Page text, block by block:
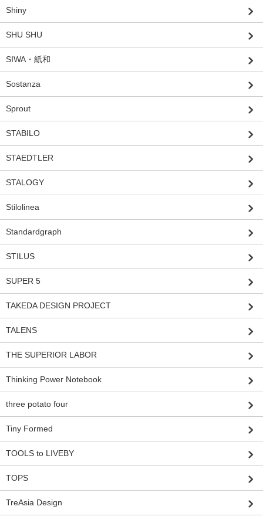
Shiny
SHU SHU
SIWA・紙和
Sostanza
Sprout
STABILO
STAEDTLER
STALOGY
Stilolinea
Standardgraph
STILUS
SUPER 5
TAKEDA DESIGN PROJECT
TALENS
THE SUPERIOR LABOR
Thinking Power Notebook
three potato four
Tiny Formed
TOOLS to LIVEBY
TOPS
TreAsia Design